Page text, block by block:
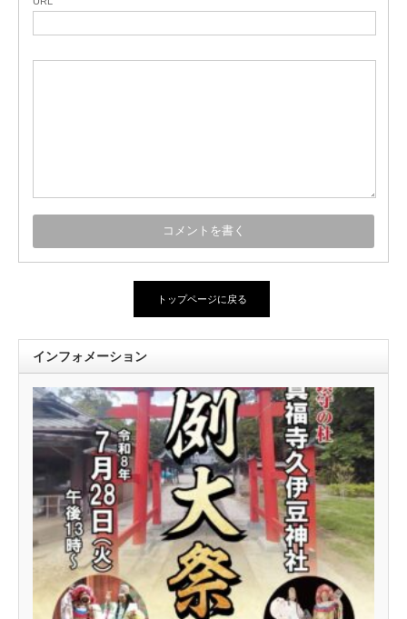
トップページに戻る
インフォメーション